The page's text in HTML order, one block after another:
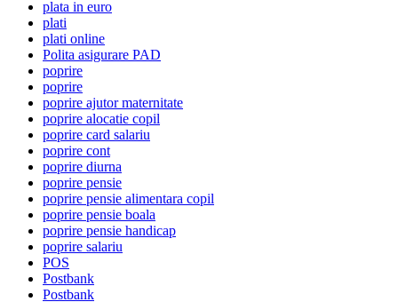
plata in euro
plati
plati online
Polita asigurare PAD
poprire
poprire
poprire ajutor maternitate
poprire alocatie copil
poprire card salariu
poprire cont
poprire diurna
poprire pensie
poprire pensie alimentara copil
poprire pensie boala
poprire pensie handicap
poprire salariu
POS
Postbank
Postbank